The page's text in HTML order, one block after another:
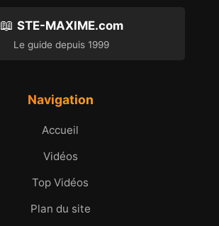
📖 STE-MAXIME.com
Le guide depuis 1999
Navigation
Accueil
Vidéos
Top Vidéos
Plan du site